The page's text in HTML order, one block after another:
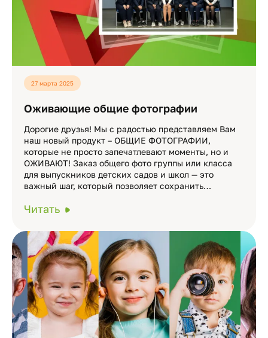
27 марта 2025
Оживающие общие фотографии
Дорогие друзья! Мы с радостью представляем Вам
наш новый продукт – ОБЩИЕ ФОТОГРАФИИ,
которые не просто запечатлевают моменты, но и
ОЖИВАЮТ! Заказ общего фото группы или класса
для выпускников детских садов и школ — это
важный шаг, который позволяет сохранить…
Читать